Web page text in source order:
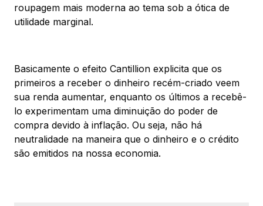
roupagem mais moderna ao tema sob a ótica de
utilidade marginal.
Basicamente o efeito Cantillion explicita que os
primeiros a receber o dinheiro recém-criado veem
sua renda aumentar, enquanto os últimos a recebê-
lo experimentam uma diminuição do poder de
compra devido à inflação. Ou seja, não há
neutralidade na maneira que o dinheiro e o crédito
são emitidos na nossa economia.